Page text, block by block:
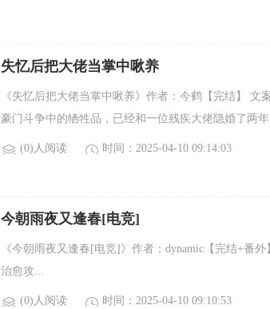
失忆后把大佬当掌中啾养
《失忆后把大佬当掌中啾养》作者：今鹤【完结】 文
豪门斗争中的牺牲品，已经和一位残疾大佬隐婚了两
(0)人阅读 时间：2025-04-10 09:14:03
今朝雨夜又逢春[电竞]
《今朝雨夜又逢春[电竞]》作者：dynamic【完结+番
治愈攻...
(0)人阅读 时间：2025-04-10 09:10:53